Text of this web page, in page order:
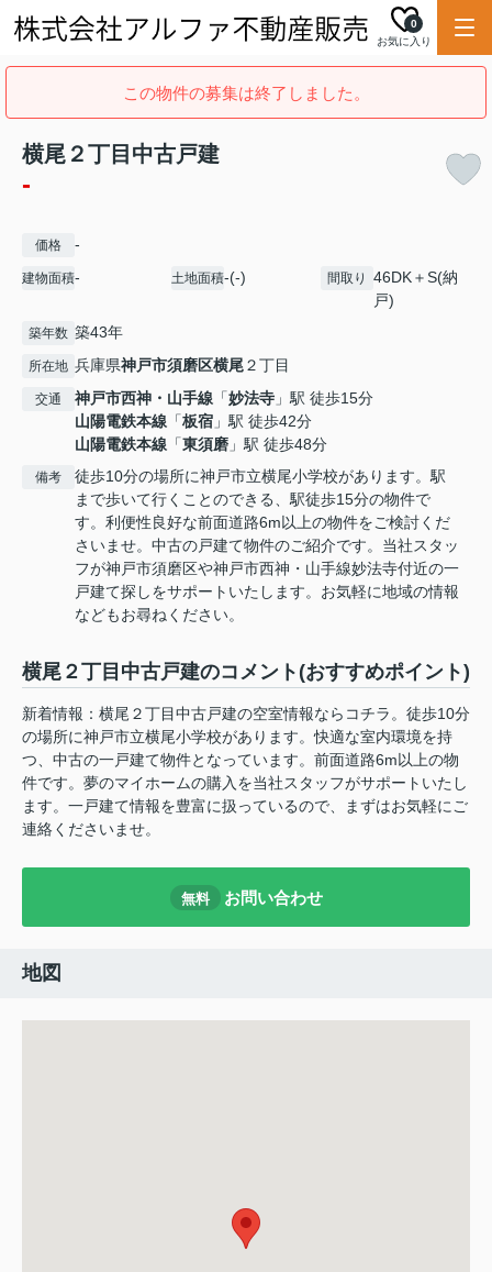
お気に入り
0
この物件の募集は終了しました。
横尾２丁目中古戸建
-
価格 -
建物面積- 土地面積-(-) 間取り
46DK＋S(納
戸)
築年数 築43年
所在地 兵庫県神戸市須磨区横尾２丁目
交通 神戸市西神・山手線 「妙法寺 」駅 徒歩15分
山陽電鉄本線 「板宿 」駅 徒歩42分
山陽電鉄本線 「東須磨 」駅 徒歩48分
備考
徒歩10分の場所に神戸市立横尾小学校があります。駅
まで歩いて行くことのできる、駅徒歩15分の物件で
す。利便性良好な前面道路6m以上の物件をご検討くだ
さいませ。中古の戸建て物件のご紹介です。当社スタッ
フが神戸市須磨区や神戸市西神・山手線妙法寺付近の一
戸建て探しをサポートいたします。お気軽に地域の情報
などもお尋ねください。
横尾２丁目中古戸建のコメント(おすすめポイント)
新着情報：横尾２丁目中古戸建の空室情報ならコチラ。徒歩10分
の場所に神戸市立横尾小学校があります。快適な室内環境を持
つ、中古の一戸建て物件となっています。前面道路6m以上の物
件です。夢のマイホームの購入を当社スタッフがサポートいたし
ます。一戸建て情報を豊富に扱っているので、まずはお気軽にご
連絡くださいませ。
無料 お問い合わせ
地図